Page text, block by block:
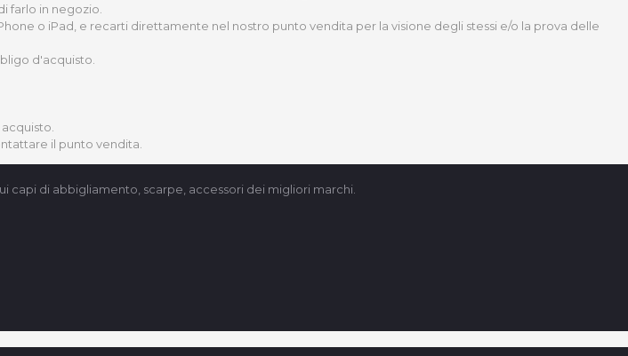
farlo in negozio.
o iPad, e recarti direttamente nel nostro punto vendita per la visione degli stessi e/o la prova delle
d'acquisto.
il punto vendita.
capi di abbigliamento, scarpe, accessori dei migliori marchi.